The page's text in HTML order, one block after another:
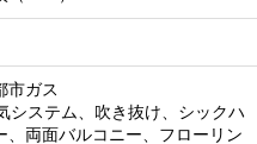
市ガス
システム、吹き抜け、シックハ
、両面バルコニー、フローリン